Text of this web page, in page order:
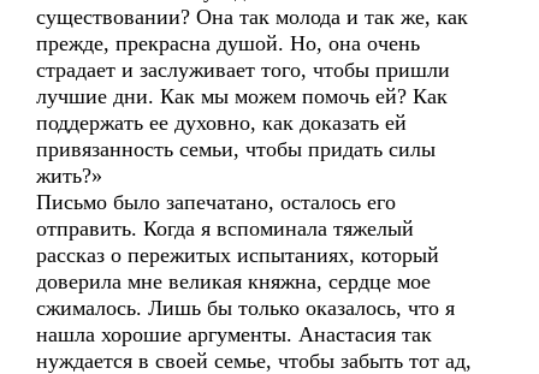
существовании? Она так молода и так же, как
прежде, прекрасна душой. Но, она очень
страдает и заслуживает того, чтобы пришли
лучшие дни. Как мы можем помочь ей? Как
поддержать ее духовно, как доказать ей
привязанность семьи, чтобы придать силы
жить?»
Письмо было запечатано, осталось его
отправить. Когда я вспоминала тяжелый
рассказ о пережитых испытаниях, который
доверила мне великая княжна, сердце мое
сжималось. Лишь бы только оказалось, что я
нашла хорошие аргументы. Анастасия так
нуждается в своей семье, чтобы забыть тот ад,